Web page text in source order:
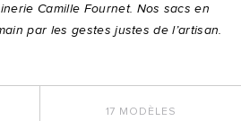
Camille Fournet. Nos sacs en
par les gestes justes de l’artisan.
17 MODÈLES